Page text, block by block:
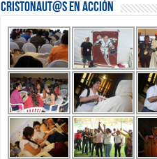
Cristonaut@s en Acción